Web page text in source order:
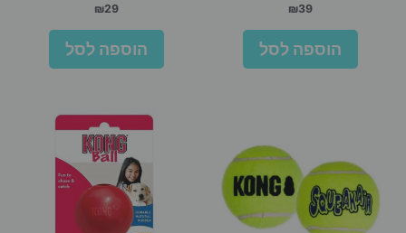
₪39
הוספה לסל
₪29
הוספה לסל